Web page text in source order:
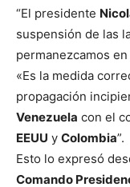
“El presidente
suspensión de las
permanezcamos en
«Es la medida
propagación
Venezuela con el
EEUU y Colombia”.
Esto lo expresó
Comando